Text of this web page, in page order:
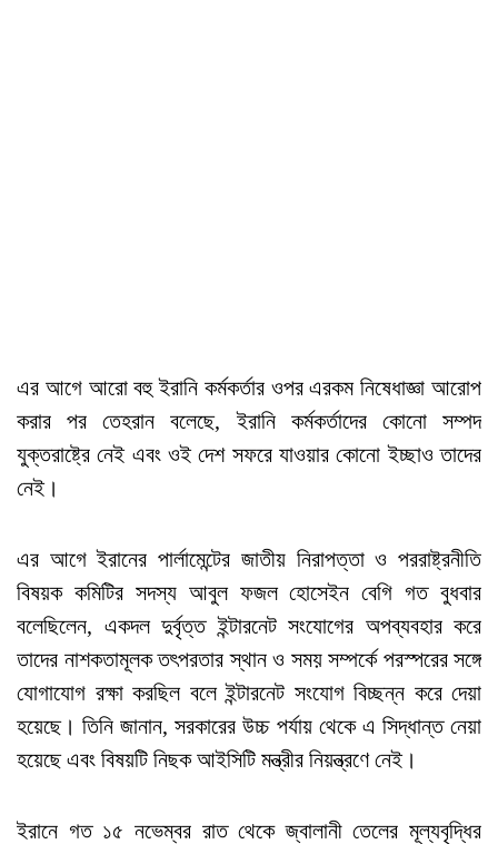
এর আগে আরো বহু ইরানি কর্মকর্তার ওপর এরকম নিষেধাজ্ঞা আরোপ
করার পর তেহরান বলেছে, ইরানি কর্মকর্তাদের কোনো সম্পদ
যুক্তরাষ্ট্রে নেই এবং ওই দেশ সফরে যাওয়ার কোনো ইচ্ছাও তাদের
নেই।
এর আগে ইরানের পার্লামেন্টের জাতীয় নিরাপত্তা ও পররাষ্ট্রনীতি
বিষয়ক কমিটির সদস্য আবুল ফজল হোসেইন বেগি গত বুধবার
বলেছিলেন, একদল দুর্বৃত্ত ইন্টারনেট সংযোগের অপব্যবহার করে
তাদের নাশকতামূলক তৎপরতার স্থান ও সময় সম্পর্কে পরস্পরের সঙ্গে
যোগাযোগ রক্ষা করছিল বলে ইন্টারনেট সংযোগ বিচ্ছন্ন করে দেয়া
হয়েছে। তিনি জানান, সরকারের উচ্চ পর্যায় থেকে এ সিদ্ধান্ত নেয়া
হয়েছে এবং বিষয়টি নিছক আইসিটি মন্ত্রীর নিয়ন্ত্রণে নেই।
ইরানে গত ১৫ নভেম্বর রাত থেকে জ্বালানী তেলের মূল্যবৃদ্ধির